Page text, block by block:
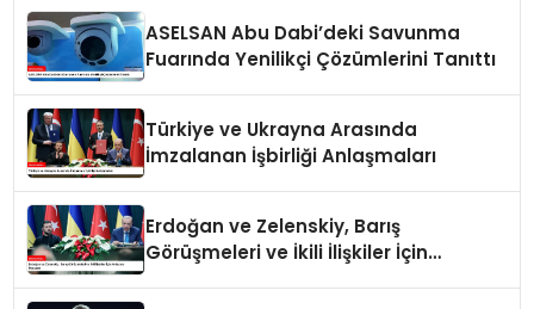
ASELSAN Abu Dabi’deki Savunma
Fuarında Yenilikçi Çözümlerini Tanıttı
Türkiye ve Ukrayna Arasında
İmzalanan İşbirliği Anlaşmaları
Erdoğan ve Zelenskiy, Barış
Görüşmeleri ve İkili İlişkiler İçin